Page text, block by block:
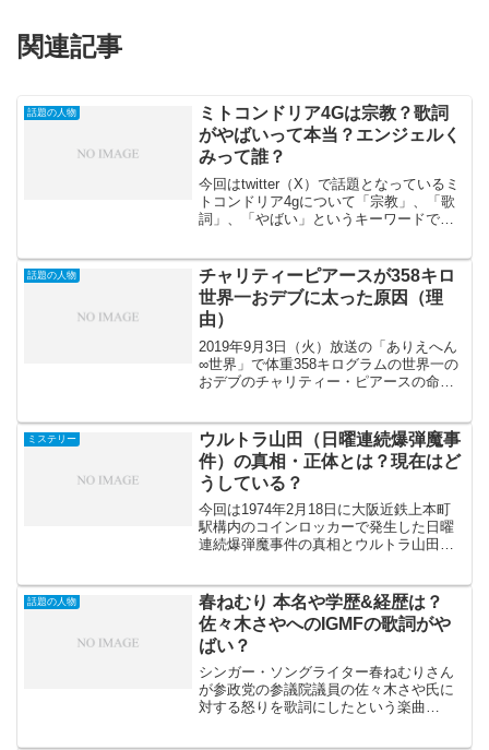
関連記事
話題の人物
ミトコンドリア4Gは宗教？歌詞
がやばいって本当？エンジェルく
みって誰？
今回はtwitter（X）で話題となっているミ
トコンドリア4gについて「宗教」、「歌
詞」、「やばい」というキーワードで調
化」という歌詞がやばいと話題になって
いるようで...
話題の人物
チャリティーピアースが358キロ
世界一おデブに太った原因（理
由）
2019年9月3日（火）放送の「ありえへん
∞世界」で体重358キログラムの世界一の
おデブのチャリティー・ピアースの命が
です いったいなぜここまで太ってしま
ったのでし...
ミステリー
ウルトラ山田（日曜連続爆弾魔事
件）の真相・正体とは？現在はど
うしている？
今回は1974年2月18日に大阪近鉄上本町
駅構内のコインロッカーで発生した日曜
連続爆弾魔事件の真相とウルトラ山田の
山田は「アンビリーバボー」で取り上げ
られました。ウルトラ...
話題の人物
春ねむり 本名や学歴&経歴は？
佐々木さやへのIGMFの歌詞がや
ばい？
シンガー・ソングライター春ねむりさん
が参政党の参議院議員の佐々木さや氏に
対する怒りを歌詞にしたという楽曲